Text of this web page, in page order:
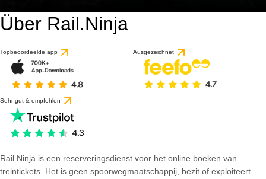
Über Rail.Ninja
Topbeoordeelde app Ausgezeichnet
Sehr gut & empfohlen
Rail Ninja is een reserveringsdienst voor het online boeken van
treintickets. Het is geen spoorwegmaatschappij, bezit of exploiteert
basierend auf 1